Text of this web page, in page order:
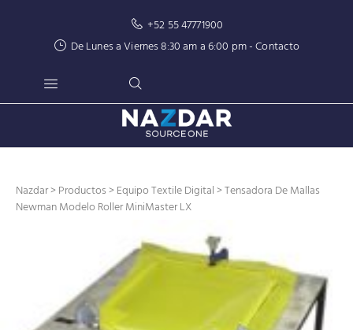
+52 55 47771900
De Lunes a Viernes 8:30 am a 6:00 pm -Contacto
Nazdar>Productos>Equipo Textile Digital> Tensadora De Mallas
Newman Modelo Roller MiniMaster LX